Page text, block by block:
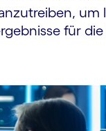
um
für